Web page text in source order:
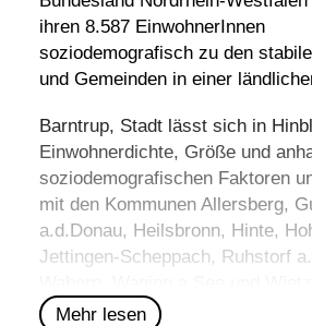
ihren 8.587 EinwohnerInnen
soziodemografisch zu den
und Gemeinden in einer
Barntrup, Stadt lässt sich in
Einwohnerdichte, Größe und
soziodemografischen Faktoren
mit den Kommunen Allersberg,
a.d.Donau, Heilsbronn, Hinte,
Jettingen-Scheppach, Ruhstorf
vergleichen.
Mehr lesen